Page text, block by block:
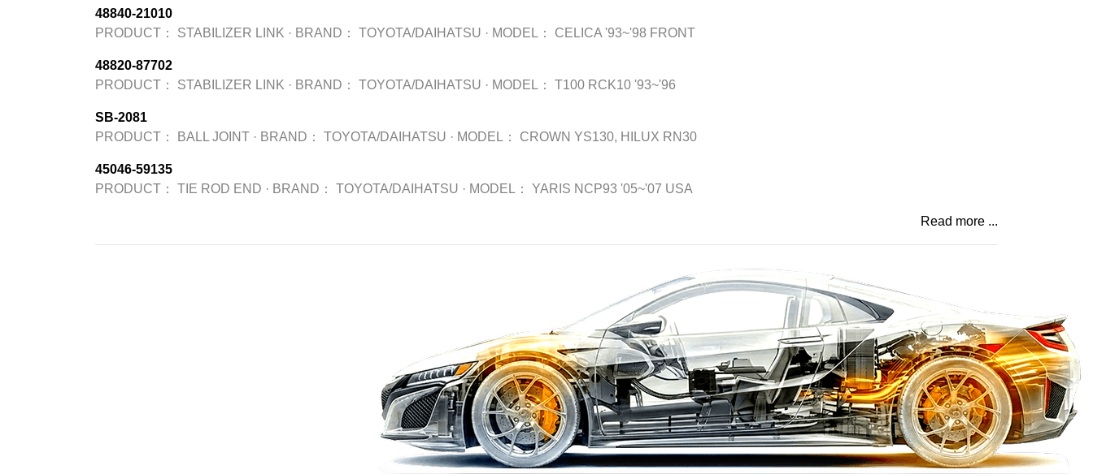
48840-21010
PRODUCT：
STABILIZER LINK · BRAND： TOYOTA/DAIHATSU · MODEL： CELICA '93~'98 FRONT
48820-87702
PRODUCT：
STABILIZER LINK · BRAND： TOYOTA/DAIHATSU · MODEL： T100 RCK10 '93~'96
SB-2081
PRODUCT：
BALL JOINT · BRAND： TOYOTA/DAIHATSU · MODEL： CROWN YS130, HILUX RN30
45046-59135
PRODUCT：
TIE ROD END · BRAND： TOYOTA/DAIHATSU · MODEL： YARIS NCP93 '05~'07 USA
Read more ...